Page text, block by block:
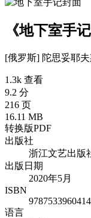
《地下室手
[俄罗斯] 陀思妥耶
1.3k 查看
9.2 分
216 页
16.11 MB
转换版PDF
出版社
浙江文艺出版
出版日期
2020年5月
ISBN
9787533960414
语言